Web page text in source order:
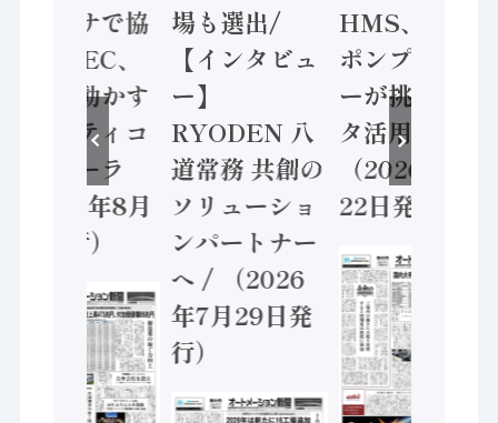
ンセンサで協
業 / IDEC、
安全に動かす
セーフティコ
ントローラ
（2026年8月
5日発行）
場も選出/
【インタビュ
ー】
RYODEN 八
道常務 共創の
ソリューショ
ンパートナー
へ / （2026
年7月29日発
行）
HMS、老舗
ポンプメーカ
ーが挑むデー
タ活用 など
（2026年7月
22日発行）